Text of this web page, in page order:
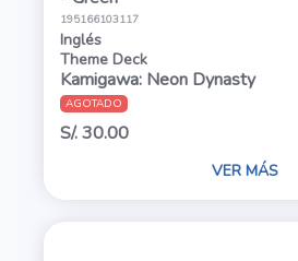
195166103117
Inglés
Theme Deck
Kamigawa: Neon Dynasty
AGOTADO
S/. 30.00
VER MÁS